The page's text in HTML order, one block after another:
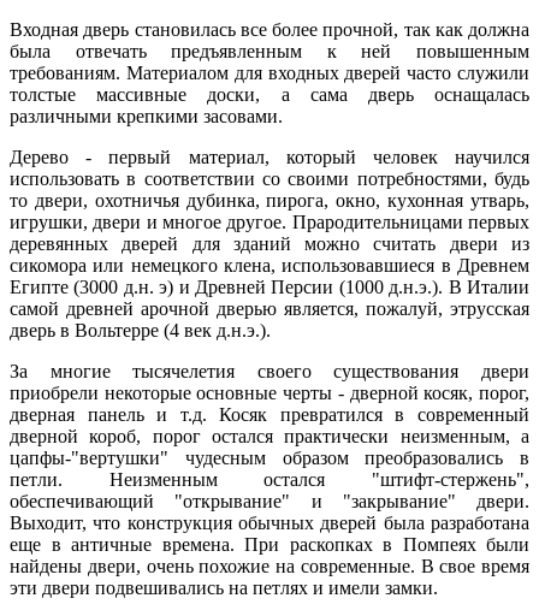
Входная дверь становилась все более прочной, так как должна
была отвечать предъявленным к ней повышенным
требованиям. Материалом для входных дверей часто служили
толстые массивные доски, а сама дверь оснащалась
различными крепкими засовами.
Дерево - первый материал, который человек научился
использовать в соответствии со своими потребностями, будь
то двери, охотничья дубинка, пирога, окно, кухонная утварь,
игрушки, двери и многое другое. Прародительницами первых
деревянных дверей для зданий можно считать двери из
сикомора или немецкого клена, использовавшиеся в Древнем
Египте (3000 д.н. э) и Древней Персии (1000 д.н.э.). В Италии
самой древней арочной дверью является, пожалуй, этрусская
дверь в Вольтерре (4 век д.н.э.).
За многие тысячелетия своего существования двери
приобрели некоторые основные черты - дверной косяк, порог,
дверная панель и т.д. Косяк превратился в современный
дверной короб, порог остался практически неизменным, а
цапфы-"вертушки" чудесным образом преобразовались в
петли. Неизменным остался "штифт-стержень",
обеспечивающий "открывание" и "закрывание" двери.
Выходит, что конструкция обычных дверей была разработана
еще в античные времена. При раскопках в Помпеях были
найдены двери, очень похожие на современные. В свое время
эти двери подвешивались на петлях и имели замки.